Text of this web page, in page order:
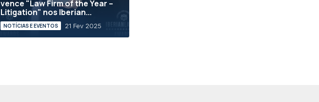
vence "Law Firm of the Year –
Litigation" nos Iberian...
NOTÍCIAS E EVENTOS 21 Fev 2025